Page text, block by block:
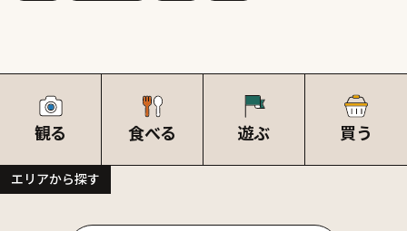
観る 食べる 遊ぶ 買う
エリアから探す